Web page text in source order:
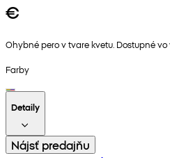
€
Ohybné pero v tvare kvetu. Dostupné
Farby
Detaily
Nájsť predajňu